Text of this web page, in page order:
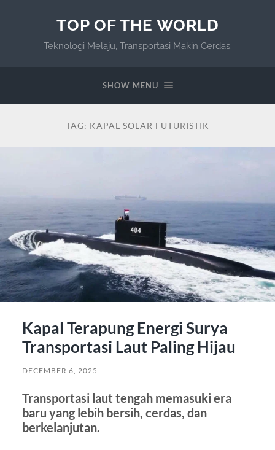
TOP OF THE WORLD
Teknologi Melaju, Transportasi Makin Cerdas.
SHOW MENU
TAG: KAPAL SOLAR FUTURISTIK
Kapal Terapung Energi Surya
Transportasi Laut Paling Hijau
DECEMBER 6, 2025
Transportasi laut tengah memasuki era
baru yang lebih bersih, cerdas, dan
berkelanjutan.